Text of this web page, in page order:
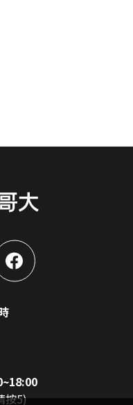
按5)